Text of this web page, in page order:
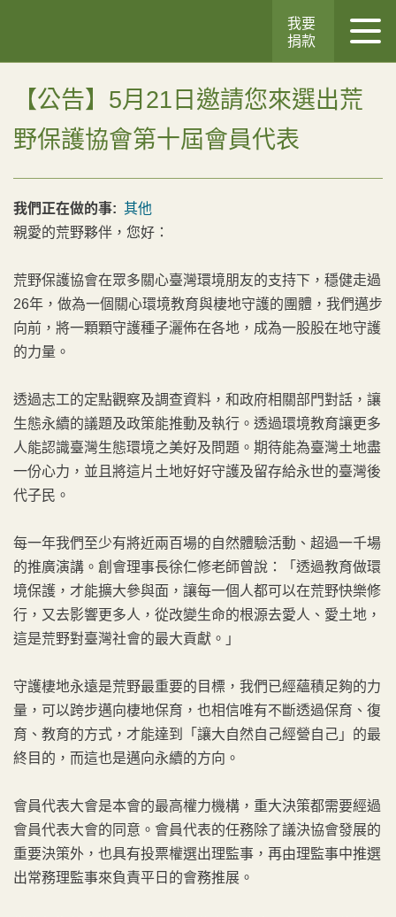
我要
捐款
【公告】5月21日邀請您來選出荒
野保護協會第十屆會員代表
我們正在做的事: 其他
親愛的荒野夥伴，您好：
荒野保護協會在眾多關心臺灣環境朋友的支持下，穩健走過
26年，做為一個關心環境教育與棲地守護的團體，我們邁步
向前，將一顆顆守護種子灑佈在各地，成為一股股在地守護
的力量。
透過志工的定點觀察及調查資料，和政府相關部門對話，讓
生態永續的議題及政策能推動及執行。透過環境教育讓更多
人能認識臺灣生態環境之美好及問題。期待能為臺灣土地盡
一份心力，並且將這片土地好好守護及留存給永世的臺灣後
代子民。
每一年我們至少有將近兩百場的自然體驗活動、超過一千場
的推廣演講。創會理事長徐仁修老師曾說：「透過教育做環
境保護，才能擴大參與面，讓每一個人都可以在荒野快樂修
行，又去影響更多人，從改變生命的根源去愛人、愛土地，
這是荒野對臺灣社會的最大貢獻。」
守護棲地永遠是荒野最重要的目標，我們已經蘊積足夠的力
量，可以跨步邁向棲地保育，也相信唯有不斷透過保育、復
育、教育的方式，才能達到「讓大自然自己經營自己」的最
終目的，而這也是邁向永續的方向。
會員代表大會是本會的最高權力機構，重大決策都需要經過
會員代表大會的同意。會員代表的任務除了議決協會發展的
重要決策外，也具有投票權選出理監事，再由理監事中推選
出常務理監事來負責平日的會務推展。